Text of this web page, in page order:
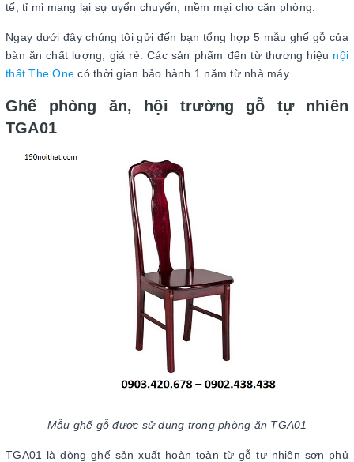
tế, tỉ mỉ mang lại sự uyển chuyển, mềm mại cho căn phòng.
Ngay dưới đây chúng tôi gửi đến bạn tổng hợp 5 mẫu ghế gỗ của
bàn ăn chất lượng, giá rẻ. Các sản phẩm đến từ thương hiệu nội
thất The One có thời gian bảo hành 1 năm từ nhà máy.
Ghế phòng ăn, hội trường gỗ tự nhiên
TGA01
Mẫu ghế gỗ được sử dụng trong phòng ăn TGA01
TGA01 là dòng ghế sản xuất hoàn toàn từ gỗ tự nhiên sơn phủ